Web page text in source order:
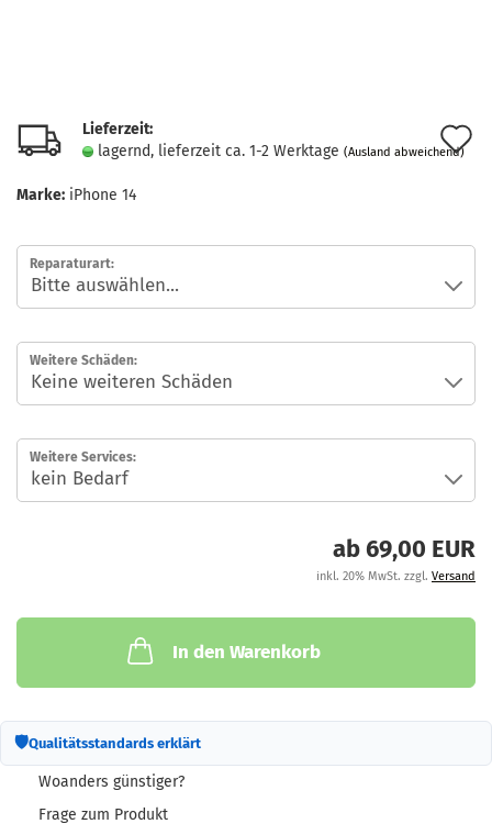
Lieferzeit:
lagernd, lieferzeit ca. 1-2 Werktage (Ausland abweichend)
Marke: iPhone 14
Reparaturart:
Weitere Schäden:
Weitere Services:
ab 69,00 EUR
inkl. 20% MwSt. zzgl. Versand
In den Warenkorb
🛡Qualitätsstandards erklärt
Woanders günstiger?
Frage zum Produkt